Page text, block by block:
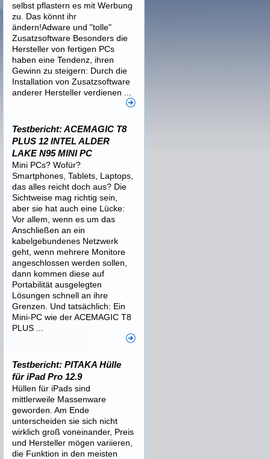
selbst pflastern es mit Werbung
zu. Das könnt ihr
ändern!Adware und "tolle"
Zusatzsoftware Besonders die
Hersteller von fertigen PCs
haben eine Tendenz, ihren
Gewinn zu steigern: Durch die
Installation von Zusatzsoftware
anderer Hersteller verdienen ...
Testbericht: ACEMAGIC T8
PLUS 12 INTEL ALDER
LAKE N95 MINI PC
Mini PCs? Wofür?
Smartphones, Tablets, Laptops,
das alles reicht doch aus? Die
Sichtweise mag richtig sein,
aber sie hat auch eine Lücke:
Vor allem, wenn es um das
Anschließen an ein
kabelgebundenes Netzwerk
geht, wenn mehrere Monitore
angeschlossen werden sollen,
dann kommen diese auf
Portabilität ausgelegten
Lösungen schnell an ihre
Grenzen. Und tatsächlich: Ein
Mini-PC wie der ACEMAGIC T8
PLUS ...
Testbericht: PITAKA Hülle
für iPad Pro 12.9
Hüllen für iPads sind
mittlerweile Massenware
geworden. Am Ende
unterscheiden sie sich nicht
wirklich groß voneinander, Preis
und Hersteller mögen variieren,
die Funktion in den meisten